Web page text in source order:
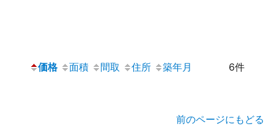
価格 面積 間取 住所 築年月 6件
前のページにもどる